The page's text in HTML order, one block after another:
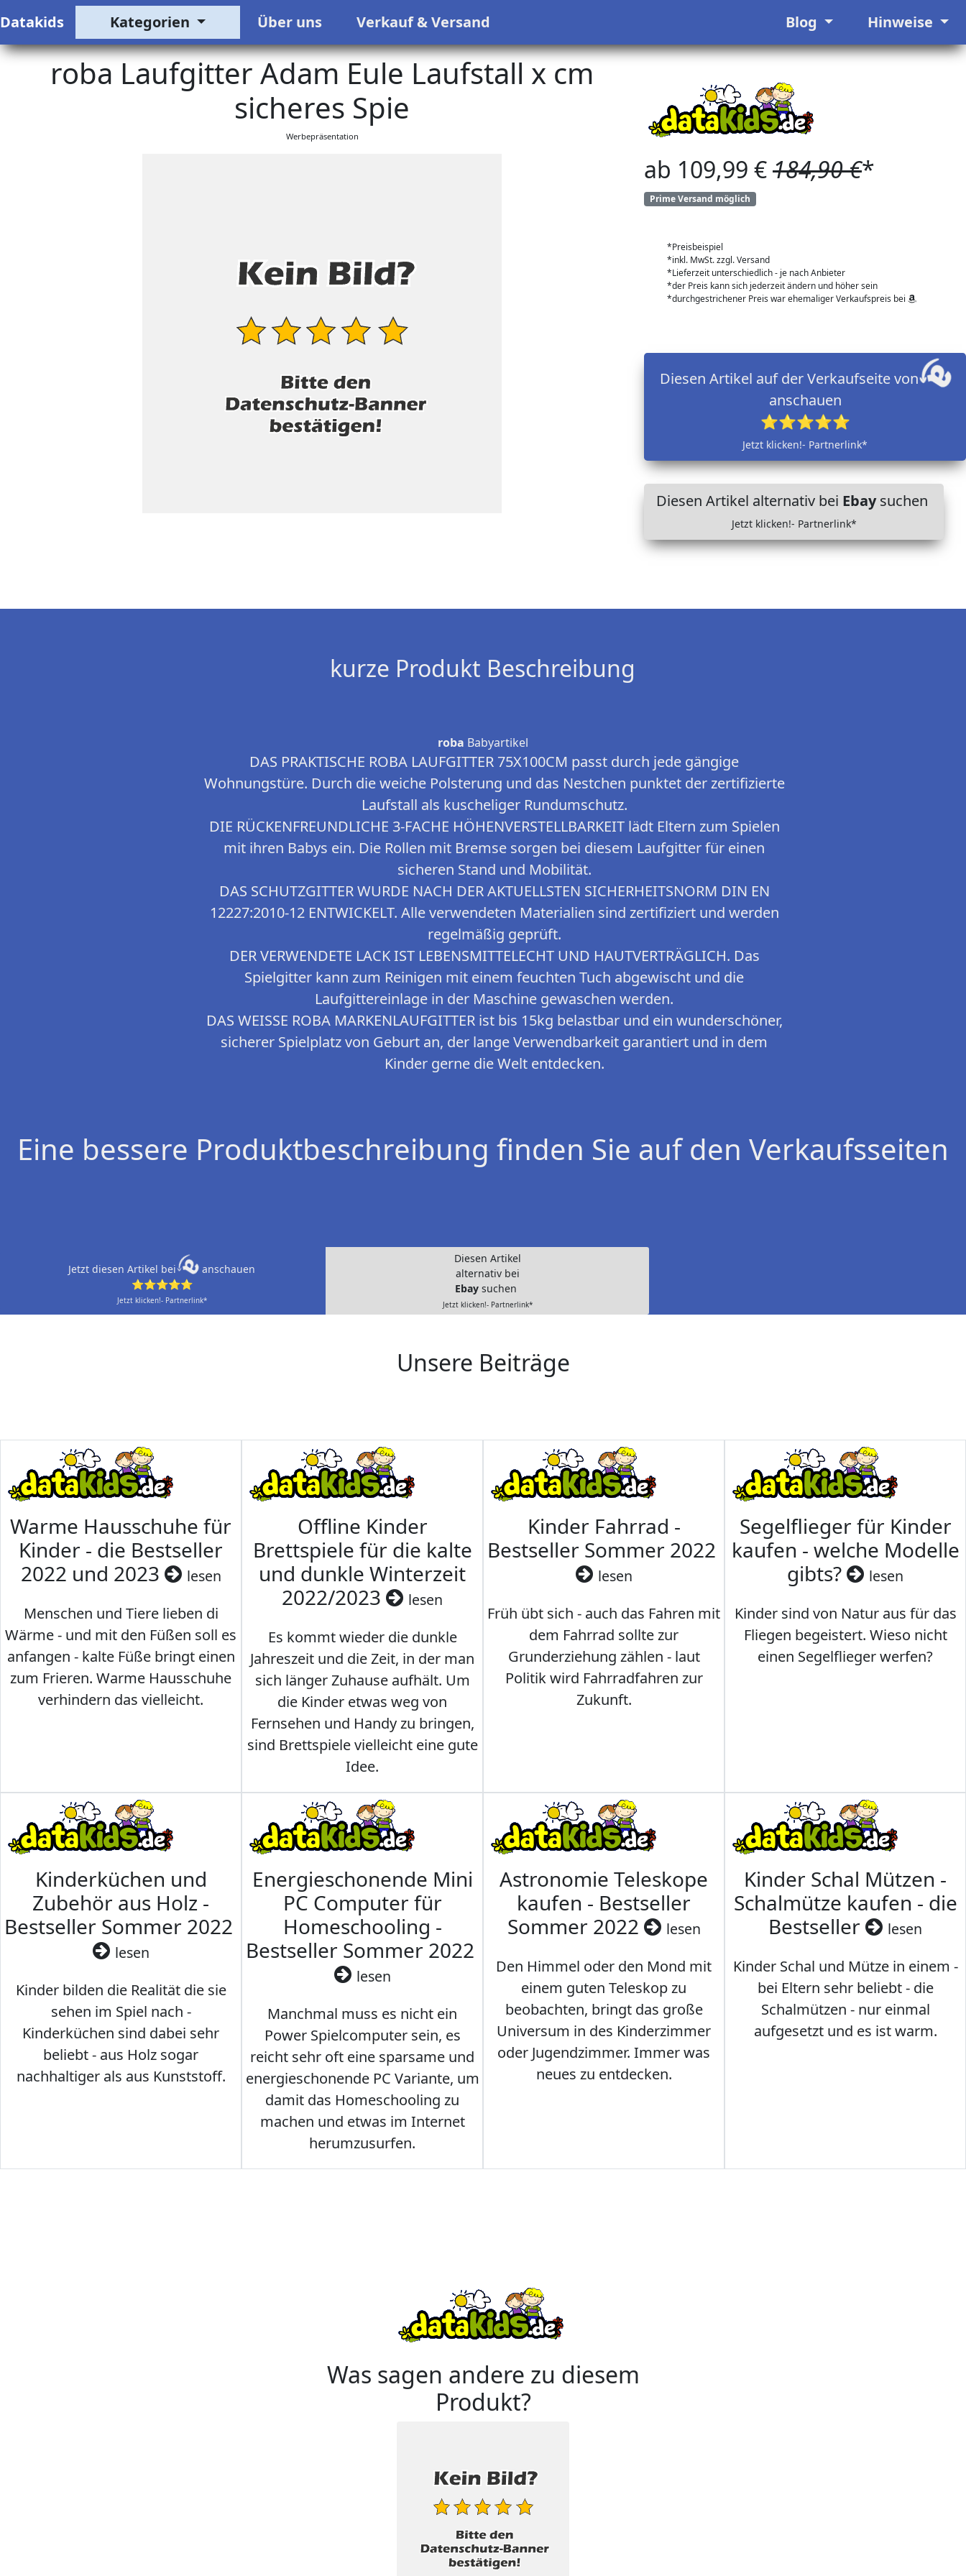
Datakids Kategorien Über uns Verkauf & Versand Blog Hinweise
roba Laufgitter Adam Eule Laufstall x cm
sicheres Spie
Werbepräsentation
ab 109,99 €184,90 €*
Prime Versand möglich
*Preisbeispiel
*inkl. MwSt. zzgl. Versand
*Lieferzeit unterschiedlich - je nach Anbieter
*der Preis kann sich jederzeit ändern und höher sein
*durchgestrichener Preis war ehemaliger Verkaufspreis bei
Diesen Artikel auf der Verkaufseite von
anschauen
⭐⭐⭐⭐⭐
Jetzt klicken!- Partnerlink*
Diesen Artikel alternativ bei Ebaysuchen
Jetzt klicken!- Partnerlink*
kurze Produkt Beschreibung
roba Babyartikel
DAS PRAKTISCHE ROBA LAUFGITTER 75X100CM passt durch jede gängige
Wohnungstüre. Durch die weiche Polsterung und das Nestchen punktet der zertifizierte
Laufstall als kuscheliger Rundumschutz.
DIE RÜCKENFREUNDLICHE 3-FACHE HÖHENVERSTELLBARKEIT lädt Eltern zum Spielen
mit ihren Babys ein. Die Rollen mit Bremse sorgen bei diesem Laufgitter für einen
sicheren Stand und Mobilität.
DAS SCHUTZGITTER WURDE NACH DER AKTUELLSTEN SICHERHEITSNORM DIN EN
12227:2010-12 ENTWICKELT. Alle verwendeten Materialien sind zertifiziert und werden
regelmäßig geprüft.
DER VERWENDETE LACK IST LEBENSMITTELECHT UND HAUTVERTRÄGLICH. Das
Spielgitter kann zum Reinigen mit einem feuchten Tuch abgewischt und die
Laufgittereinlage in der Maschine gewaschen werden.
DAS WEISSE ROBA MARKENLAUFGITTER ist bis 15kg belastbar und ein wunderschöner,
sicherer Spielplatz von Geburt an, der lange Verwendbarkeit garantiert und in dem
Kinder gerne die Welt entdecken.
Eine bessere Produktbeschreibung finden Sie auf den Verkaufsseiten
Jetzt diesen Artikel bei
anschauen
⭐⭐⭐⭐⭐
Jetzt klicken!- Partnerlink*
Diesen Artikel
alternativ bei
Ebay suchen
Jetzt klicken!- Partnerlink*
Unsere Beiträge
Warme Hausschuhe für
Kinder - die Bestseller
2022 und 2023
lesen
Menschen und Tiere lieben di
Wärme - und mit den Füßen soll es
anfangen - kalte Füße bringt einen
zum Frieren. Warme Hausschuhe
verhindern das vielleicht.
Offline Kinder
Brettspiele für die kalte
und dunkle Winterzeit
2022/2023
lesen
Es kommt wieder die dunkle
Jahreszeit und die Zeit, in der man
sich länger Zuhause aufhält. Um
die Kinder etwas weg von
Fernsehen und Handy zu bringen,
sind Brettspiele vielleicht eine gute
Idee.
Kinder Fahrrad -
Bestseller Sommer 2022
lesen
Früh übt sich - auch das Fahren mit
dem Fahrrad sollte zur
Grunderziehung zählen - laut
Politik wird Fahrradfahren zur
Zukunft.
Segelflieger für Kinder
kaufen - welche Modelle
gibts?
lesen
Kinder sind von Natur aus für das
Fliegen begeistert. Wieso nicht
einen Segelflieger werfen?
Kinderküchen und
Zubehör aus Holz -
Bestseller Sommer 2022
lesen
Kinder bilden die Realität die sie
sehen im Spiel nach -
Kinderküchen sind dabei sehr
beliebt - aus Holz sogar
nachhaltiger als aus Kunststoff.
Energieschonende Mini
PC Computer für
Homeschooling -
Bestseller Sommer 2022
lesen
Manchmal muss es nicht ein
Power Spielcomputer sein, es
reicht sehr oft eine sparsame und
energieschonende PC Variante, um
damit das Homeschooling zu
machen und etwas im Internet
herumzusurfen.
Astronomie Teleskope
kaufen - Bestseller
Sommer 2022
lesen
Den Himmel oder den Mond mit
einem guten Teleskop zu
beobachten, bringt das große
Universum in des Kinderzimmer
oder Jugendzimmer. Immer was
neues zu entdecken.
Kinder Schal Mützen -
Schalmütze kaufen - die
Bestseller
lesen
Kinder Schal und Mütze in einem -
bei Eltern sehr beliebt - die
Schalmützen - nur einmal
aufgesetzt und es ist warm.
Was sagen andere zu diesem
Produkt?